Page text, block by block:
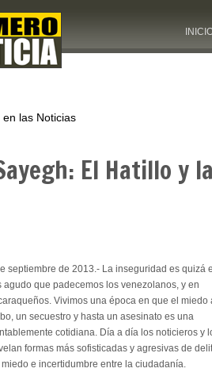
en las Noticias
El Hatillo y
septiembre de 2013.- La inseguridad es quizá
agudo que padecemos los venezolanos, y en
Vivimos una época en que el miedo
un secuestro y hasta un asesinato es una
cotidiana. Día a día los noticieros y
formas más sofisticadas y agresivas de
e incertidumbre entre la ciudadanía.